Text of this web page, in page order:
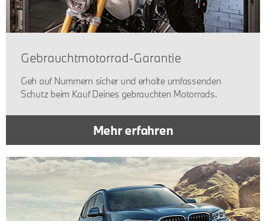
Gebrauchtmotorrad-Garantie
Geh auf Nummern sicher und erhalte umfassenden
Schutz beim Kauf Deines gebrauchten Motorrads.
Mehr erfahren